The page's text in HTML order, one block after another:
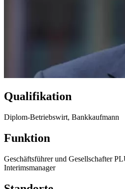
Qualifikation
Diplom-Betriebswirt, Bankkaufmann
Funktion
Geschäftsführer und Gesellschafter
Interimsmanager